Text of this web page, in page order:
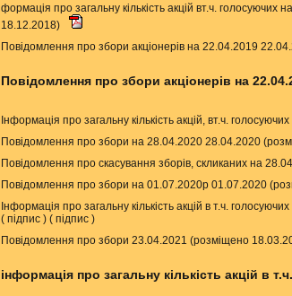
формація про загальну кількість акцій вт.ч.
18.12.2018)
Повідомлення про збори акціонерів на 22.04.2019
Повідомлення про збори акціонерів на
Інформація про загальну кількість акцій, вт.ч.
Повідомлення про збори на 28.04.2020 28.04.2020
Повідомлення про скасування зборів, скликаних на
Повідомлення про збори на 01.07.2020р 01.07.2020
Інформація про загальну кількість акцій в т.ч.
( підпис ) ( підпис )
Повідомлення про збори 23.04.2021 (розміщено
інформація про загальну кількість акцій в